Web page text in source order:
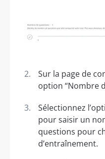
Sur la page de
option “Nombre
Sélectionnez
pour saisir un
questions pour
d’entraînement.